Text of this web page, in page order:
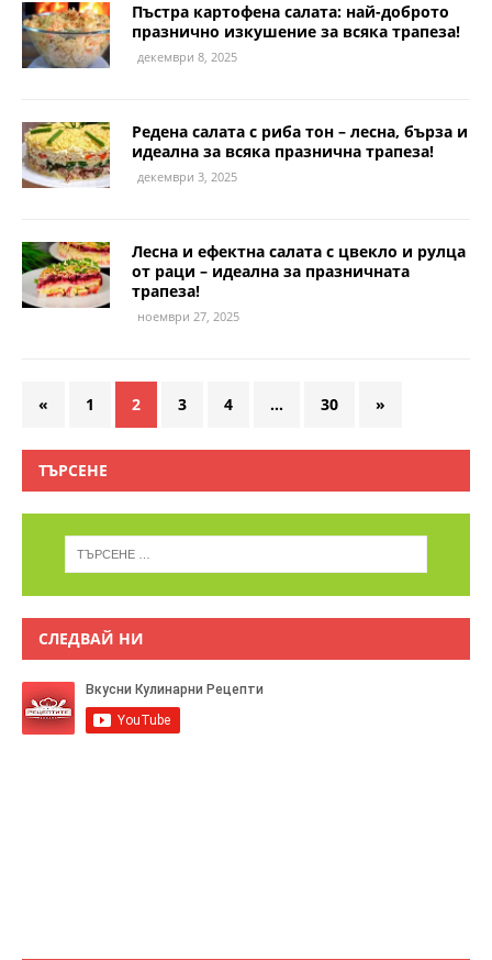
Пъстра картофена салата: най-доброто
празнично изкушение за всяка трапеза!
декември 8, 2025
Редена салата с риба тон – лесна, бърза и
идеална за всяка празнична трапеза!
декември 3, 2025
Лесна и ефектна салата с цвекло и рулца
от раци – идеална за празничната
трапеза!
ноември 27, 2025
« 1 2 3 4 … 30 »
ТЪРСЕНЕ
СЛЕДВАЙ НИ